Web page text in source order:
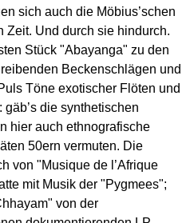
sich auch die Möbius’schen
Zeit. Und durch sie hindurch.
Stück "Abayanga" zu den
Beckenschlägen und
Töne exotischer Flöten und
die synthetischen
hier auch ethnografische
50ern vermuten. Die
von "Musique de l’Afrique
mit Musik der "Pygmees";
von der